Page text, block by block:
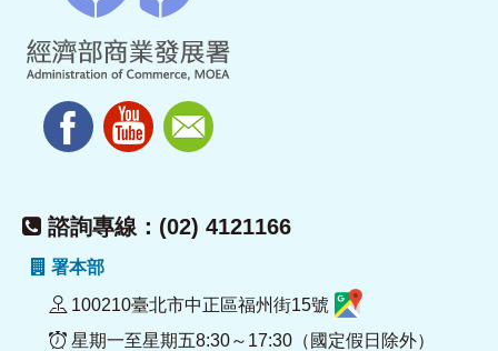
諮詢專線：(02) 4121166
署本部
100210臺北市中正區福州街15號
星期一至星期五8:30～17:30（國定假日除外）